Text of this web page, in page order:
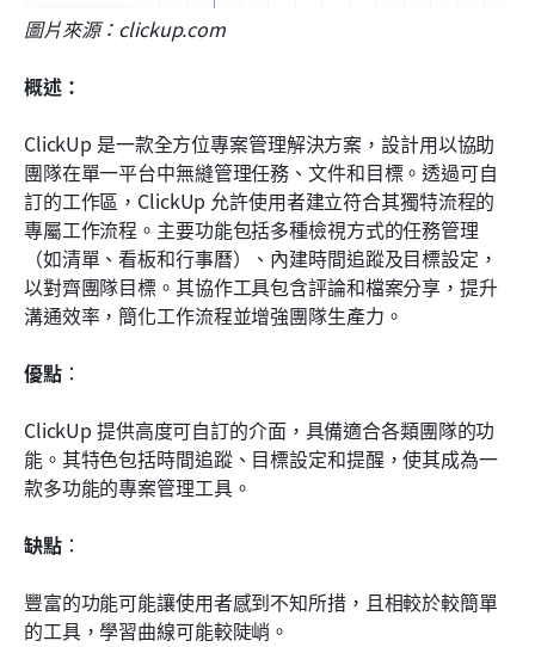
圖片來源：clickup.com
概述：
ClickUp 是一款全方位專案管理解決方案，設計用以協助
團隊在單一平台中無縫管理任務、文件和目標。透過可自
訂的工作區，ClickUp 允許使用者建立符合其獨特流程的
專屬工作流程。主要功能包括多種檢視方式的任務管理
（如清單、看板和行事曆）、內建時間追蹤及目標設定，
以對齊團隊目標。其協作工具包含評論和檔案分享，提升
溝通效率，簡化工作流程並增強團隊生產力。
優點：
ClickUp 提供高度可自訂的介面，具備適合各類團隊的功
能。其特色包括時間追蹤、目標設定和提醒，使其成為一
款多功能的專案管理工具。
缺點：
豐富的功能可能讓使用者感到不知所措，且相較於較簡單
的工具，學習曲線可能較陡峭。